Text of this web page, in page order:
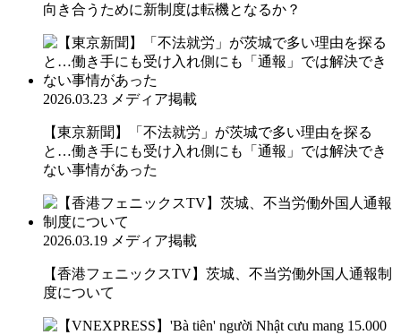
向き合うために新制度は転機となるか？
2026.03.23 メディア掲載
【東京新聞】「不法就労」が茨城で多い理由を探る
と…働き手にも受け入れ側にも「通報」では解決でき
ない事情があった
2026.03.19 メディア掲載
【香港フェニックスTV】茨城、不当労働外国人通報制
度について